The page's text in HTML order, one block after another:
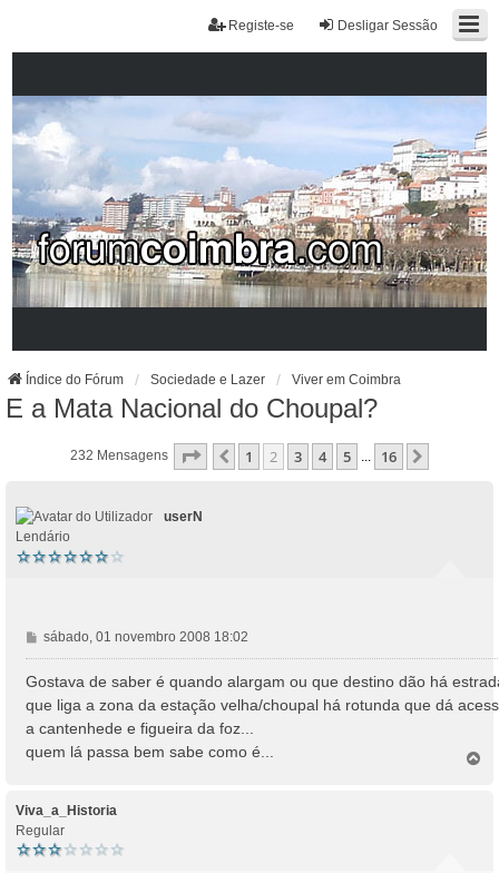
Desligar Sessão
Registe-se
Índice do Fórum Sociedade e Lazer Viver em Coimbra
E a Mata Nacional do Choupal?
232 Mensagens Página De 16
Anterior
1 2 3 4 5 ... 16
userN
Lendário
M
e
a
g
e
sábado, 01 novembro 2008 18:02
Gostava de saber é quando alargam ou que destino dão há
que liga a zona da estação velha/choupal há rotunda que dá
a cantenhede e figueira da foz...
quem lá passa bem sabe como é...
Viva_a_Historia
Regular